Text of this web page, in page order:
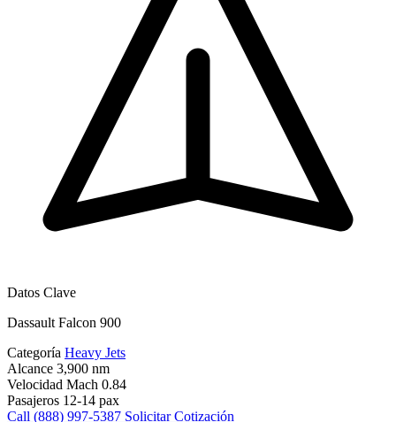
Datos Clave
Dassault Falcon 900
Categoría Heavy Jets
Alcance 3,900 nm
Velocidad Mach 0.84
Pasajeros 12-14 pax
Call (888) 997-5387 Solicitar Cotización